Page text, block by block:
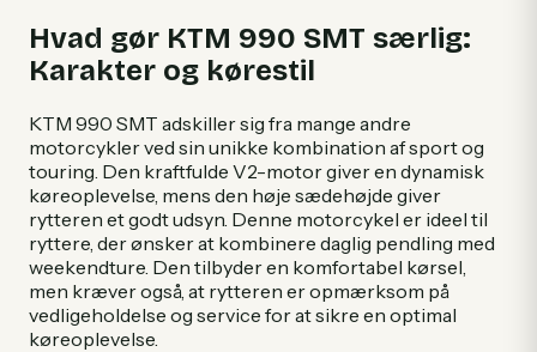
Hvad gør KTM 990 SMT særlig:
Karakter og kørestil
KTM 990 SMT adskiller sig fra mange andre
motorcykler ved sin unikke kombination af sport og
touring. Den kraftfulde V2-motor giver en dynamisk
køreoplevelse, mens den høje sædehøjde giver
rytteren et godt udsyn. Denne motorcykel er ideel til
ryttere, der ønsker at kombinere daglig pendling med
weekendture. Den tilbyder en komfortabel kørsel,
men kræver også, at rytteren er opmærksom på
vedligeholdelse og service for at sikre en optimal
køreoplevelse.